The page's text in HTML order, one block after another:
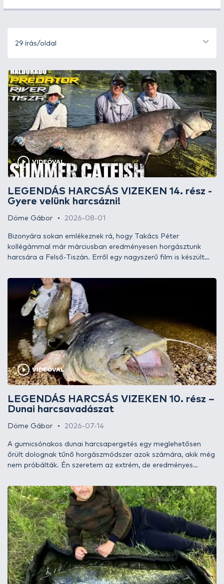
29 írás/oldal
VIDEÓVAL
LEGENDÁS HARCSÁS VIZEKEN 14. rész -
Gyere velünk harcsázni!
Döme Gábor 2026-08-01
Bizonyára sokan emlékeznek rá, hogy Takács Péter
kollégámmal már márciusban eredményesen horgásztunk
harcsára a Felső-Tiszán. Erről egy nagyszerű film is készült
harcsázás a Felső-Tiszán címmel.
VIDEÓVAL
LEGENDÁS HARCSÁS VIZEKEN 10. rész –
Dunai harcsavadászat
Döme Gábor 2026-07-14
A gumicsónakos dunai harcsapergetés egy meglehetősen
őrült dolognak tűnő horgászmódszer azok számára, akik még
nem próbálták. Én szeretem az extrém, de eredményes
közösen indultunk a csúcsragadozók nyomába.